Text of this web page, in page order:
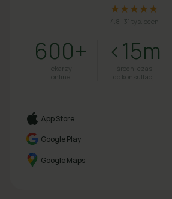
★★★★★
4.8 31 tys. ocen
600+
lekarzy
online
<15m
średni czas
do konsultacji
App Store
Google Play
Google Maps